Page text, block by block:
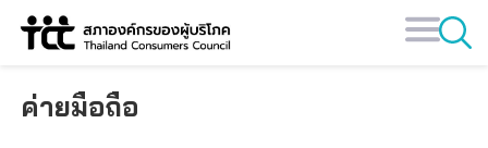
Skip
ค่ายมือถือ